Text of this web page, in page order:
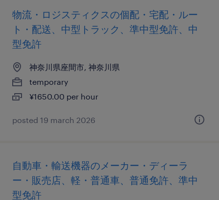
物流・ロジスティクスの個配・宅配・ルー
ト・配送、中型トラック、準中型免許、中
型免許
神奈川県座間市, 神奈川県
temporary
¥1650.00 per hour
posted 19 march 2026
自動車・輸送機器のメーカー・ディーラ
ー・販売店、軽・普通車、普通免許、準中
型免許